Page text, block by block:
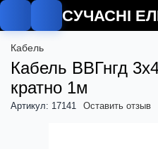
Кабель
Кабель ВВГнгд
кратно 1м
Артикул: 17141 Оставить отзыв